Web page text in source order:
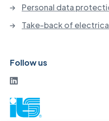
Personal data
Take-back of
Follow us